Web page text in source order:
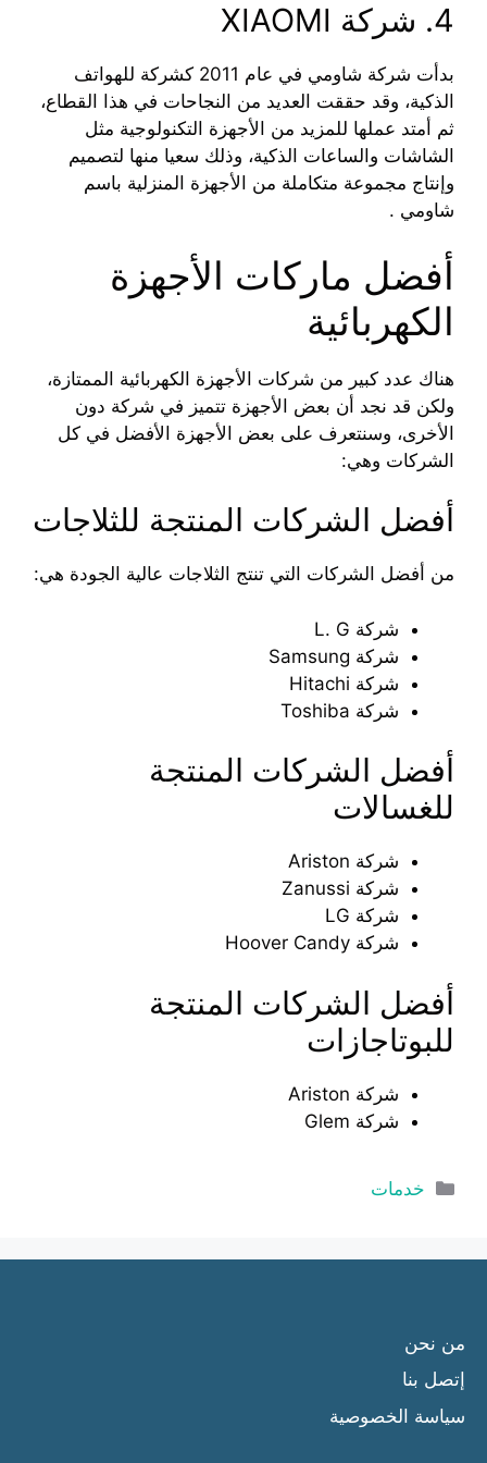
4. شركة XIAOMI
بدأت شركة شاومي في عام 2011 كشركة للهواتف
الذكية، وقد حققت العديد من النجاحات في هذا القطاع،
ثم أمتد عملها للمزيد من الأجهزة التكنولوجية مثل
الشاشات والساعات الذكية، وذلك سعيا منها لتصميم
وإنتاج مجموعة متكاملة من الأجهزة المنزلية باسم
شاومي .
أفضل ماركات الأجهزة
الكهربائية
هناك عدد كبير من شركات الأجهزة الكهربائية الممتازة،
ولكن قد نجد أن بعض الأجهزة تتميز في شركة دون
الأخرى، وسنتعرف على بعض الأجهزة الأفضل في كل
الشركات وهي:
أفضل الشركات المنتجة للثلاجات
من أفضل الشركات التي تنتج الثلاجات عالية الجودة هي:
شركة L. G
شركة Samsung
شركة Hitachi
شركة Toshiba
أفضل الشركات المنتجة
للغسالات
شركة Ariston
شركة Zanussi
شركة LG
شركة Hoover Candy
أفضل الشركات المنتجة
للبوتاجازات
شركة Ariston
شركة Glem
التصنيفات
خدمات
من نحن
إتصل بنا
سياسة الخصوصية